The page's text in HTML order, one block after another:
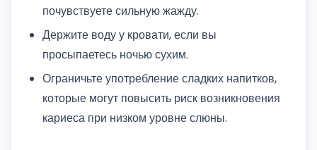
почувствуете сильную жажду.
Держите воду у кровати, если вы
просыпаетесь ночью сухим.
Ограничьте употребление сладких напитков,
которые могут повысить риск возникновения
кариеса при низком уровне слюны.